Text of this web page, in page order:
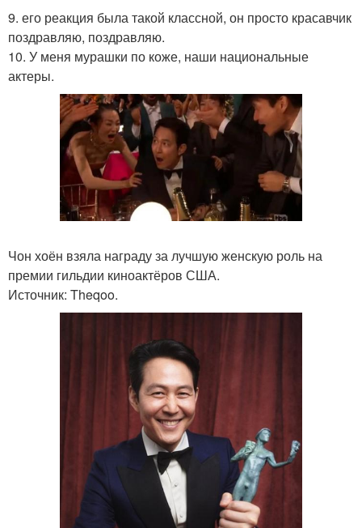
9. его реакция была такой классной, он просто красавчик
поздравляю, поздравляю.
10. У меня мурашки по коже, наши национальные
актеры.
Чон хоён взяла награду за лучшую женскую роль на
премии гильдии киноактёров США.
Источник: Theqoo.